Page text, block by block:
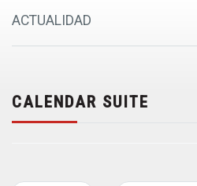
ACTUALIDAD
CALENDAR SUITE